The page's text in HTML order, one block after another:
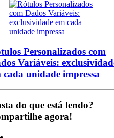
Personalizados com
Variáveis:
cada unidade impressa
do que está lendo?
agora!